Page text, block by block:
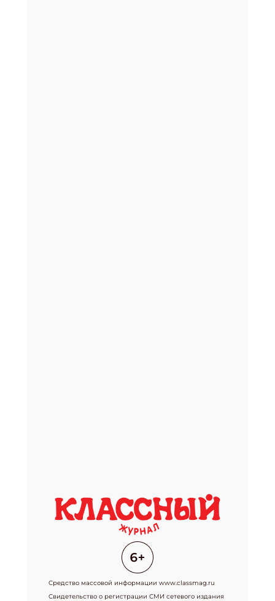
Средство массовой информации www.classmag.ru
Свидетельство о регистрации СМИ сетевого издания